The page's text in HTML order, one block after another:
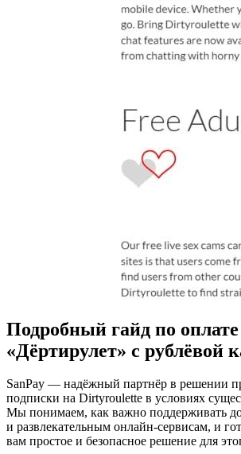
Подробный гайд по оплате
«Дёртирулет» с рублёвой
SanPay — надёжный партнёр в решении
подписки на Dirtyroulette в условиях
Мы понимаем, как важно поддерживать
и развлекательным онлайн-сервисам, и
вам простое и безопасное решение для